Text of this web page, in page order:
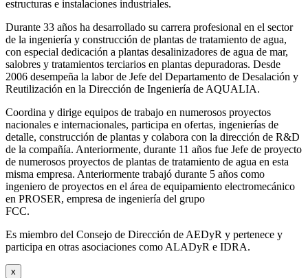
estructuras e instalaciones industriales.
Durante 33 años ha desarrollado su carrera profesional en el sector
de la ingeniería y construcción de plantas de tratamiento de agua,
con especial dedicación a plantas desalinizadores de agua de mar,
salobres y tratamientos terciarios en plantas depuradoras. Desde
2006 desempeña la labor de Jefe del Departamento de Desalación y
Reutilización en la Dirección de Ingeniería de AQUALIA.
Coordina y dirige equipos de trabajo en numerosos proyectos
nacionales e internacionales, participa en ofertas, ingenierías de
detalle, construcción de plantas y colabora con la dirección de R&D
de la compañía. Anteriormente, durante 11 años fue Jefe de proyecto
de numerosos proyectos de plantas de tratamiento de agua en esta
misma empresa. Anteriormente trabajó durante 5 años como
ingeniero de proyectos en el área de equipamiento electromecánico
en PROSER, empresa de ingeniería del grupo
FCC.
Es miembro del Consejo de Dirección de AEDyR y pertenece y
participa en otras asociaciones como ALADyR e IDRA.
x